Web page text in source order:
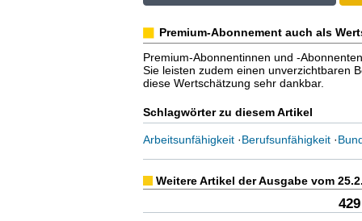
Premium-Abonnement auch als
Premium-Abonnentinnen und -
Sie leisten zudem einen unverzichtbaren
diese Wertschätzung sehr dankbar.
Schlagwörter zu diesem Artikel
Arbeitsunfähigkeit·Berufsunfähigkeit·
Weitere Artikel der Ausgabe vom